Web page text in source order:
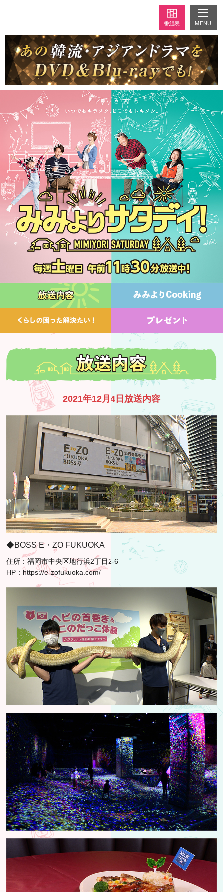
番組表 MENU
2021年12月4日放送内容
◆BOSS E・ZO FUKUOKA
住所：福岡市中央区地行浜2丁目2-6
HP：https://e-zofukuoka.com/